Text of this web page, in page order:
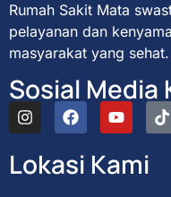
Rumah Sakit Mata
pelayanan dan
masyarakat yang sehat.
Sosial Media
Lokasi Kami